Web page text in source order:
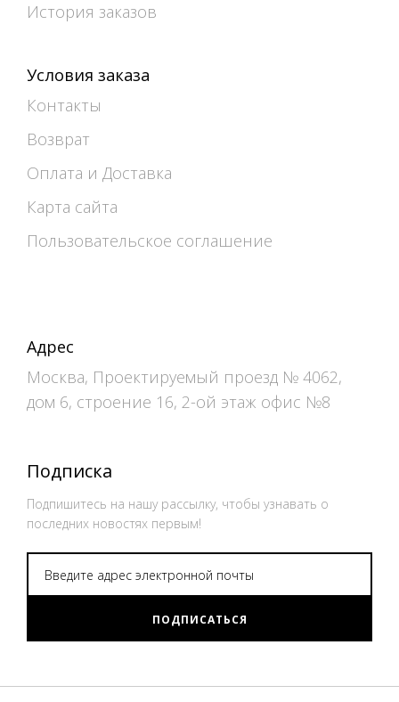
История заказов
Условия заказа
Контакты
Возврат
Оплата и Доставка
Карта сайта
Пользовательское соглашение
Адрес
Москва, Проектируемый проезд № 4062,
дом 6, строение 16, 2-ой этаж офис №8
Подписка
Подпишитесь на нашу рассылку, чтобы узнавать о
последних новостях первым!
ПОДПИСАТЬСЯ